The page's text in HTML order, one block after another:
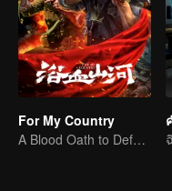
For My Country
A Blood Oath to Defend the Homeland